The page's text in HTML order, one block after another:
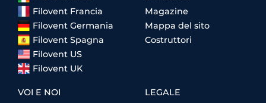
Filovent Francia
Filovent Germania
Filovent Spagna
Filovent US
Filovent UK
Magazine
Mappa del sito
Costruttori
VOI E NOI
LEGALE